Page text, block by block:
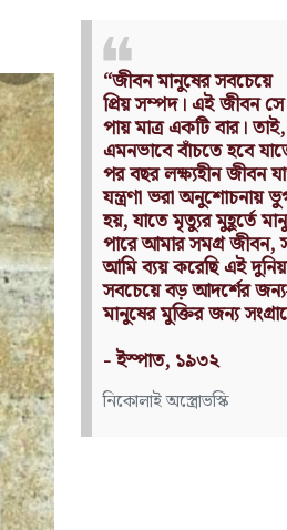
Nothing can have
without being an
utility.
Source: Das Kapital
(Volume I, Chapter
কার্ল মার্কস